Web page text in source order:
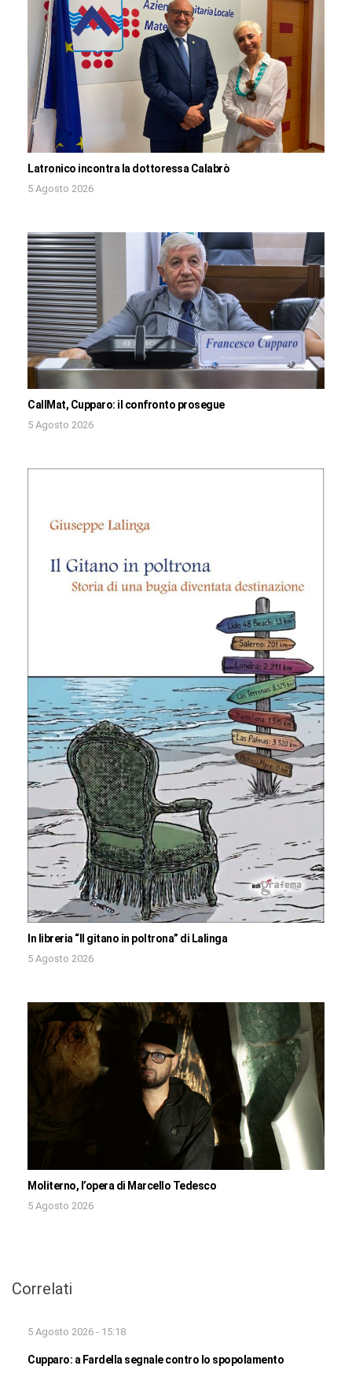
Latronico incontra la dottoressa Calabrò
5 Agosto 2026
CallMat, Cupparo: il confronto prosegue
5 Agosto 2026
In libreria “Il gitano in poltrona” di Lalinga
5 Agosto 2026
Moliterno, l’opera di Marcello Tedesco
5 Agosto 2026
Correlati
5 Agosto 2026 - 15:18
Cupparo: a Fardella segnale contro lo spopolamento